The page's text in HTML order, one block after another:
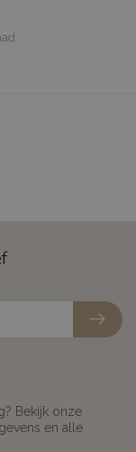
Bekijk onze
en alle